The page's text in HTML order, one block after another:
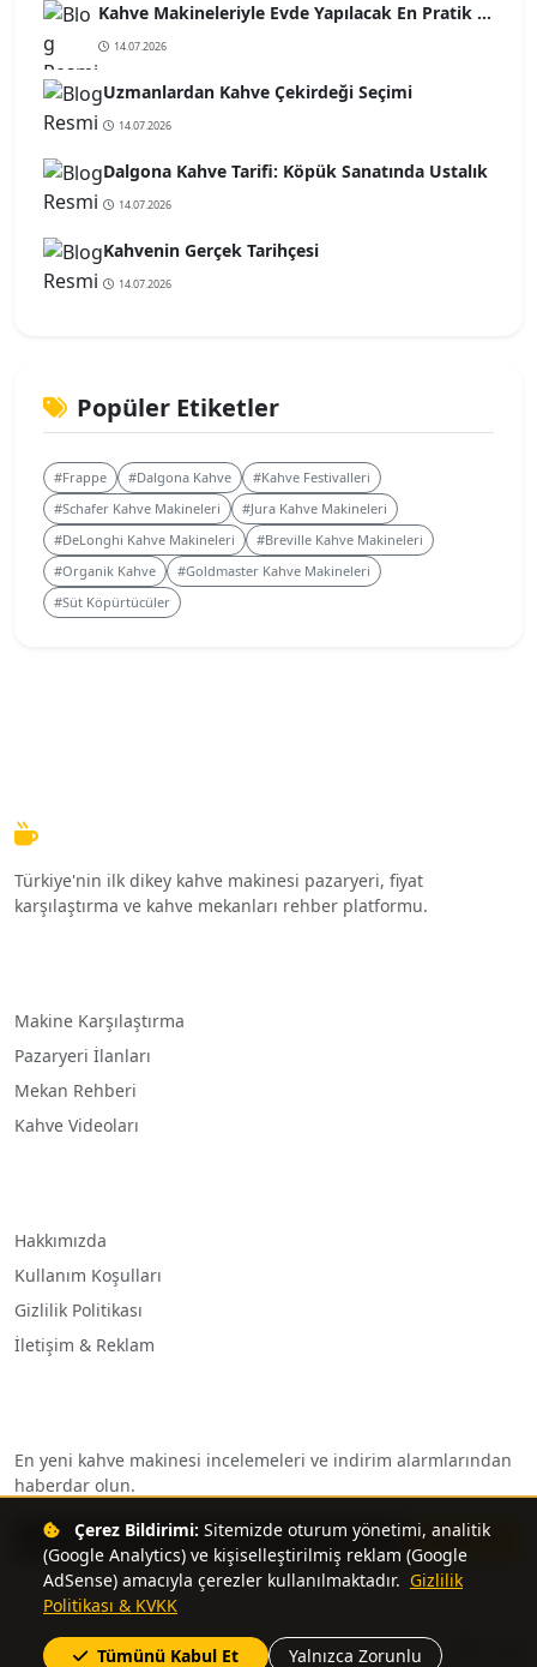
Kahve Makineleriyle Evde Yapılacak En Pratik Kahve Tarifleri
14.07.2026
Uzmanlardan Kahve Çekirdeği Seçimi
14.07.2026
Dalgona Kahve Tarifi: Köpük Sanatında Ustalık
14.07.2026
Kahvenin Gerçek Tarihçesi
14.07.2026
Popüler Etiketler
#Frappe #Dalgona Kahve
#Kahve Festivalleri
#Schafer Kahve Makineleri
#Jura Kahve Makineleri
#DeLonghi Kahve Makineleri
#Breville Kahve Makineleri
#Organik Kahve
#Goldmaster Kahve Makineleri
#Süt Köpürtücüler
Türkiye'nin ilk dikey kahve makinesi pazaryeri, fiyat
karşılaştırma ve kahve mekanları rehber platformu.
Makine Karşılaştırma
Pazaryeri İlanları
Mekan Rehberi
Kahve Videoları
Hakkımızda
Kullanım Koşulları
Gizlilik Politikası
İletişim & Reklam
En yeni kahve makinesi incelemeleri ve indirim alarmlarından
haberdar olun.
E-posta adresiniz Abone Ol
© 2026 KahveMakineleri.com. Tüm hakları saklıdır.
Çerez Bildirimi: Sitemizde oturum yönetimi, analitik
(Google Analytics) ve kişiselleştirilmiş reklam (Google
AdSense) amacıyla çerezler kullanılmaktadır. Gizlilik
Politikası & KVKK
Tümünü Kabul Et Yalnızca Zorunlu